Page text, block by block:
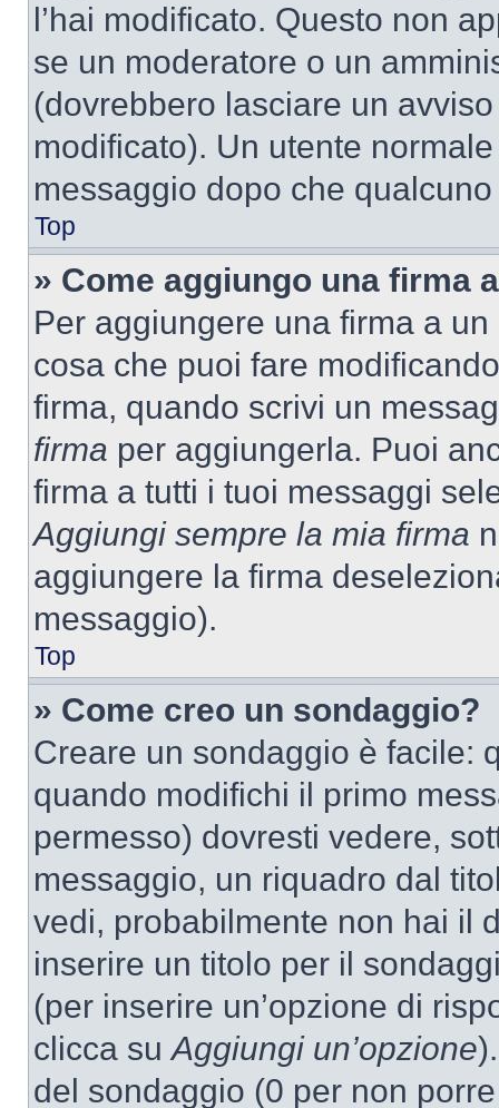
l’hai modificato. Questo non
se un moderatore o un
(dovrebbero lasciare un
modificato). Un utente
messaggio dopo che
Top
» Come aggiungo una firma
Per aggiungere una firma a
cosa che puoi fare
firma, quando scrivi un
firma per aggiungerla. Puoi
firma a tutti i tuoi messaggi
Aggiungi sempre la mia firma
aggiungere la firma
messaggio).
Top
» Come creo un sondaggio?
Creare un sondaggio è facile:
quando modifichi il primo
permesso) dovresti vedere,
messaggio, un riquadro dal
vedi, probabilmente non hai il
inserire un titolo per il
(per inserire un’opzione di
clicca suAggiungi un’opzione
del sondaggio (0 per non